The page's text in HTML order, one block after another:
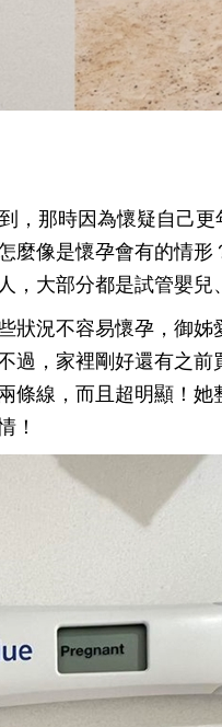
，那時因為懷疑自己
麼像是懷孕會有的情形
大部分都是試管嬰兒
狀況不容易懷孕，御
過，家裡剛好還有之前
條線，而且超明顯！她
！